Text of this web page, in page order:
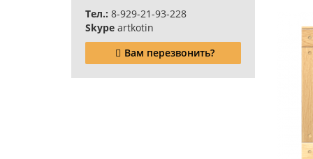
Тел.: 8-929-21-93-228
Skype artkotin
Вам перезвонить?